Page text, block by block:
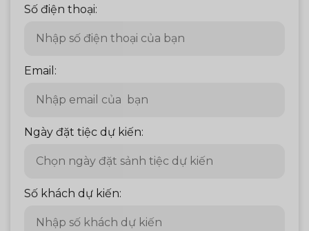
Số điện thoại:
Email:
Ngày đặt tiệc dự kiến:
Số khách dự kiến: